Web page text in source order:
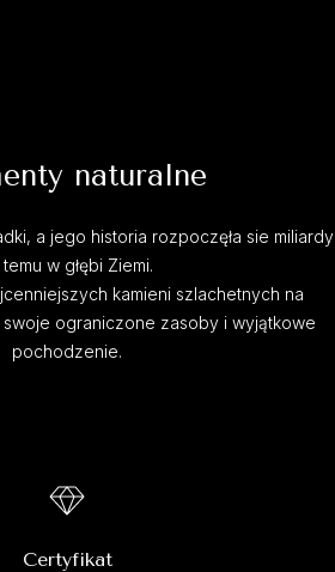
naturalne
a jego historia rozpoczęła sie miliardy
temu w głębi Ziemi.
kamieni szlachetnych na
ograniczone zasoby i wyjątkowe
pochodzenie.
Certyfikat